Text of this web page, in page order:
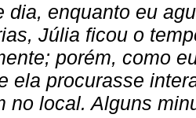
dia, enquanto eu
Júlia ficou o
porém, como
ela procurasse
no local. Alguns